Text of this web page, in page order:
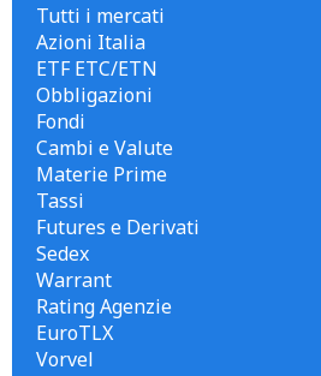
Tutti i mercati
Azioni Italia
ETF ETC/ETN
Obbligazioni
Fondi
Cambi e Valute
Materie Prime
Tassi
Futures e Derivati
Sedex
Warrant
Rating Agenzie
EuroTLX
Vorvel